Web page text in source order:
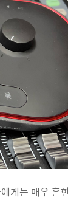
게는 매우 흔